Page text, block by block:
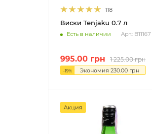
118
Виски Tenjaku 0.7 л
Есть в наличии Арт.: В11167
995.00 грн 1 225.00грн
-19% Экономия 230.00 грн
Акция